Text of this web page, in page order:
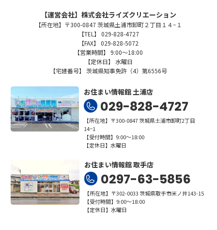
【運営会社】株式会社ライズクリエーション
【所在地】〒300-0847 茨城県土浦市卸町２丁目１４−１
【TEL】 029-828-4727
【FAX】 029-828-5072
【営業時間】 9:00～18:00
【定休日】 水曜日
【宅建番号】 茨城県知事免許（4）第6556号
お住まい情報館 土浦店
029-828-4727
【所在地】〒300-0847 茨城県土浦市卸町2丁目
14−1
【受付時間】9:00～18:00
【定休日】水曜日
お住まい情報館 取手店
0297-63-5856
【所在地】〒302-0033 茨城県取手市米ノ井143-15
【受付時間】9:00～18:00
【定休日】水曜日